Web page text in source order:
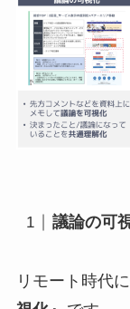
議論の可
リモート時代